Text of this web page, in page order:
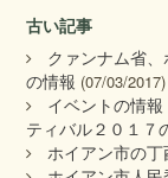
古い記事
クァンナム省
の情報 (07/03/2017)
イベントの情
ティバル２０１７
ホイアン市の